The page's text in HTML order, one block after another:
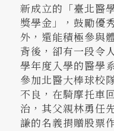
新成立的「臺北醫
獎學金」，鼓勵優
外，還能積極參與
背後，卻有一段令
學年度入學的醫學
參加北醫大棒球校
不良，在騎摩托車
治，其父親林勇任
謙的名義捐贈股票